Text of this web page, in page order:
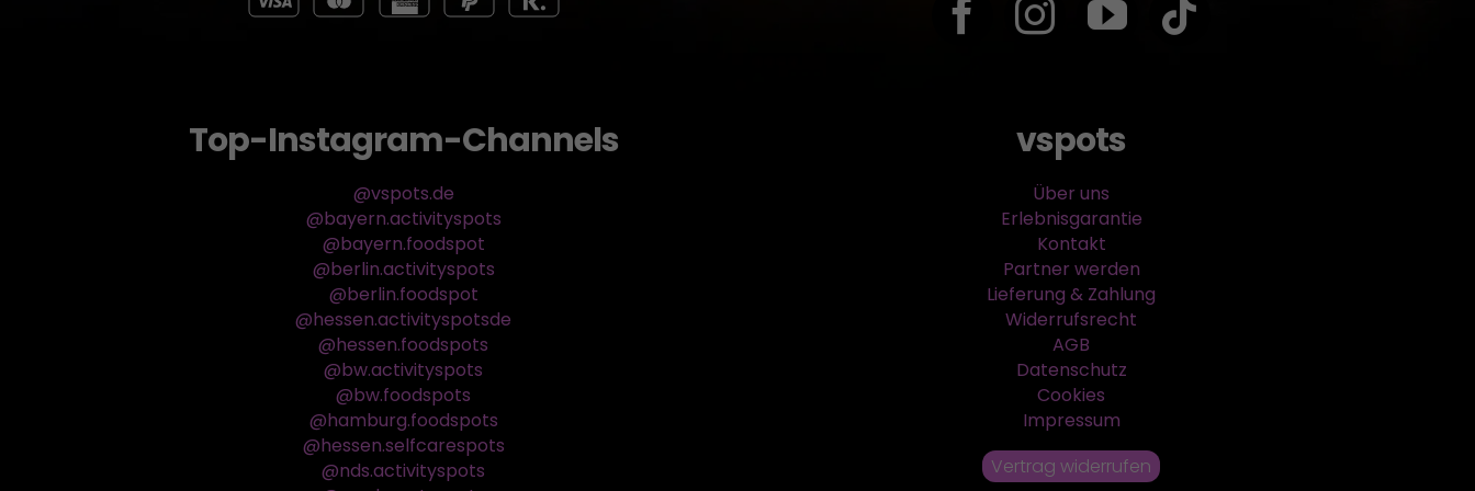
Top-Instagram-Channels
@vspots.de
@bayern.activityspots
@bayern.foodspot
@berlin.activityspots
@berlin.foodspot
@hessen.activityspotsde
@hessen.foodspots
@bw.activityspots
@bw.foodspots
@hamburg.foodspots
@hessen.selfcarespots
@nds.activityspots
vspots
Über uns
Erlebnisgarantie
Kontakt
Partner werden
Lieferung & Zahlung
Widerrufsrecht
AGB
Datenschutz
Cookies
Impressum
Vertrag widerrufen